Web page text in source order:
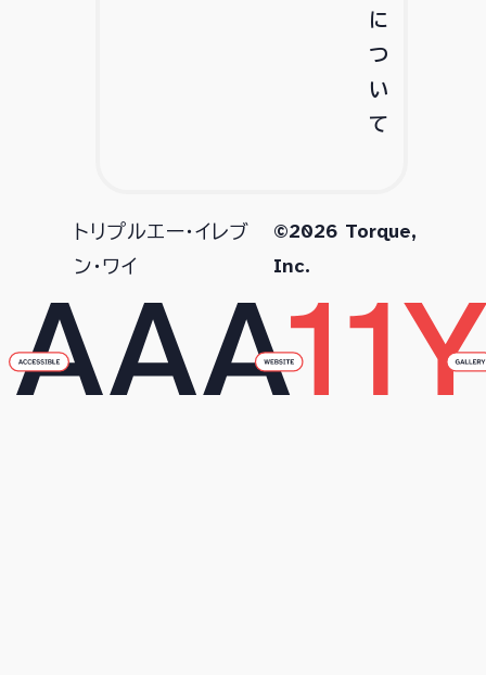
に
つ
い
て
トリプルエー・イレブ
ン・ワイ
©2026 Torque,
Inc.